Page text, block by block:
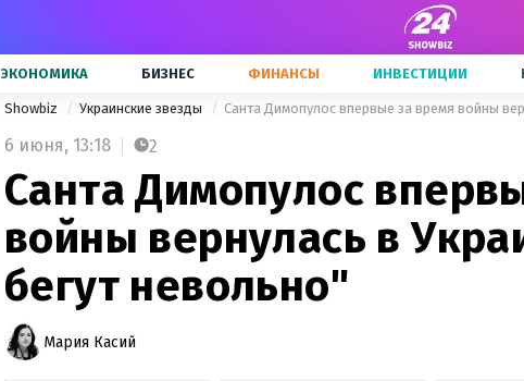
ЭКОНОМИКА БИЗНЕС ФИНАНСЫ ИНВЕСТИЦИИ
Showbiz Украинские звезды Санта Димопулос впервые за время войны
6 июня, 13:18 2
Санта Димопулос
войны вернулась в
бегут невольно"
Мария Касий